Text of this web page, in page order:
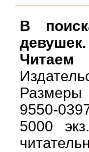
В
9550-
5000